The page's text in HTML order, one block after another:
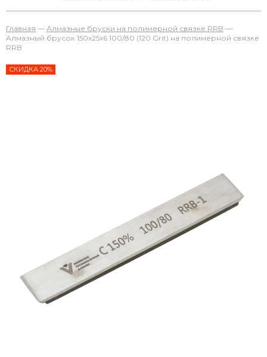
Главная — Алмазные бруски на полимерной связке RRB —
Алмазный брусок 150х25х6 100/80 (120 Grit) на полимерной связке
RRB
СКИДКА 20%